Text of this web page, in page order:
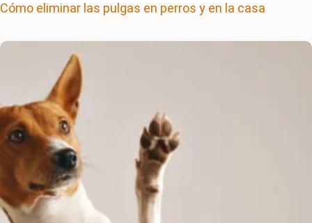
Cómo eliminar las pulgas en perros y en la casa